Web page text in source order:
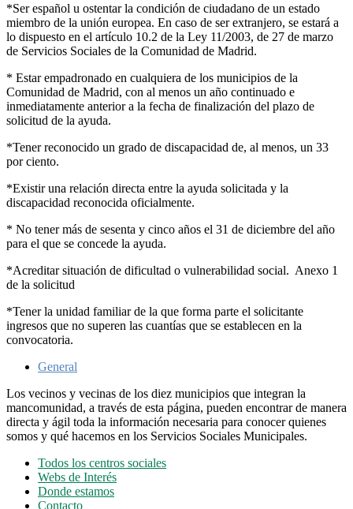
*Ser español u ostentar la condición de ciudadano de un estado
miembro de la unión europea. En caso de ser extranjero, se estará a
lo dispuesto en el artículo 10.2 de la Ley 11/2003, de 27 de marzo
de Servicios Sociales de la Comunidad de Madrid.
* Estar empadronado en cualquiera de los municipios de la
Comunidad de Madrid, con al menos un año continuado e
inmediatamente anterior a la fecha de finalización del plazo de
solicitud de la ayuda.
*Tener reconocido un grado de discapacidad de, al menos, un 33
por ciento.
*Existir una relación directa entre la ayuda solicitada y la
discapacidad reconocida oficialmente.
* No tener más de sesenta y cinco años el 31 de diciembre del año
para el que se concede la ayuda.
*Acreditar situación de dificultad o vulnerabilidad social. Anexo 1
de la solicitud
*Tener la unidad familiar de la que forma parte el solicitante
ingresos que no superen las cuantías que se establecen en la
convocatoria.
General
Los vecinos y vecinas de los diez municipios que integran la
mancomunidad, a través de esta página, pueden encontrar de manera
directa y ágil toda la información necesaria para conocer quienes
somos y qué hacemos en los Servicios Sociales Municipales.
Todos los centros sociales
Webs de Interés
Donde estamos
Contacto